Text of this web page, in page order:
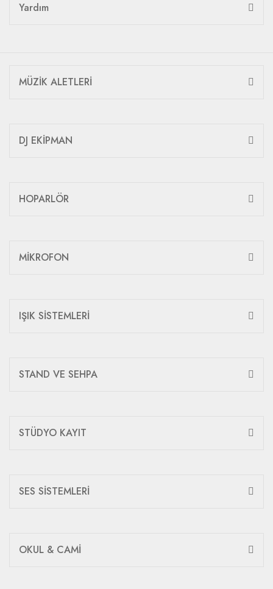
Yardım
MÜZİK ALETLERİ
DJ EKİPMAN
HOPARLÖR
MİKROFON
IŞIK SİSTEMLERİ
STAND VE SEHPA
STÜDYO KAYIT
SES SİSTEMLERİ
OKUL & CAMİ